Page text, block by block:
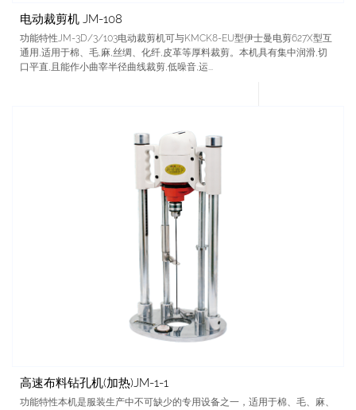
电动裁剪机 JM-108
功能特性JM-3D/3/103电动裁剪机可与KMCK8-EU型伊士曼电剪627X型互
通用,适用于棉、毛,麻,丝绸、化纤,皮革等厚料裁剪。本机具有集中润滑,切
口平直,且能作小曲宰半径曲线裁剪,低噪音,运...
高速布料钻孔机(加热)JM-1-1
功能特性本机是服装生产中不可缺少的专用设备之一，适用于棉、毛、麻、